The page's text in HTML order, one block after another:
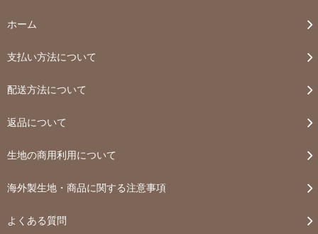
ホーム
支払い方法について
配送方法について
返品について
生地の商用利用について
海外製生地・商品に関する注意事項
よくある質問